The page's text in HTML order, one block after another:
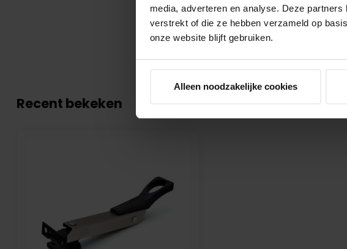
media, adverteren en analyse. Deze
verstrekt of die ze hebben verzameld op
onze website blijft gebruiken.
Alleen noodzakelijke cookies
Recent bekeken